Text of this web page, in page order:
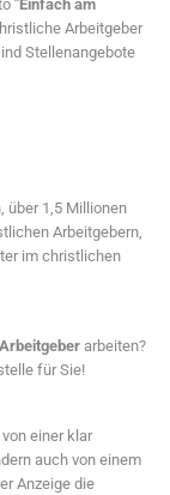
"Einfach am
Arbeitgeber
Stellenangebote
über 1,5 Millionen
Arbeitgebern,
im christlichen
arbeiten?
für Sie!
einer klar
auch von einem
Anzeige die